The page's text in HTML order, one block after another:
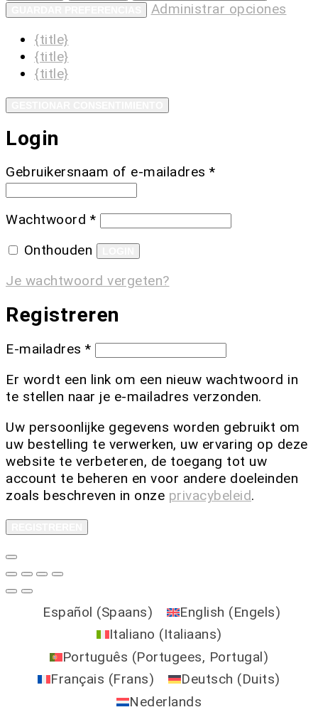
Administrar opciones
{title}
{title}
{title}
Login
Gebruikersnaam of e-mailadres *
Wachtwoord *
Onthouden
Je wachtwoord vergeten?
Registreren
E-mailadres *
Er wordt een link om een nieuw wachtwoord in
te stellen naar je e-mailadres verzonden.
Uw persoonlijke gegevens worden gebruikt om
uw bestelling te verwerken, uw ervaring op deze
website te verbeteren, de toegang tot uw
account te beheren en voor andere doeleinden
zoals beschreven in onze privacybeleid.
Español (Spaans) English (Engels)
Italiano (Italiaans)
Português (Portugees, Portugal)
Français (Frans) Deutsch (Duits)
Nederlands